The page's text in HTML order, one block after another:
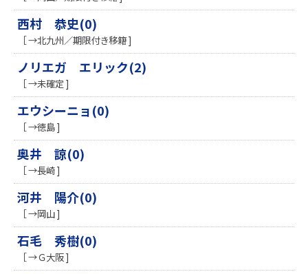
西村 恭史(0)
［ →北九州／期限付き移籍 ]
ノリエガ エリック(2)
［ →未確定 ]
エウシーニョ(0)
［ →徳島 ]
奥井 諒(0)
［ →長崎 ]
河井 陽介(0)
［ →岡山 ]
石毛 秀樹(0)
［ →Ｇ大阪 ]